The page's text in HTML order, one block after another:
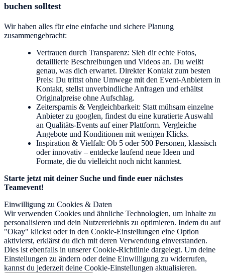
buchen solltest
Wir haben alles für eine einfache und sichere Planung
zusammengebracht:
Vertrauen durch Transparenz: Sieh dir echte Fotos,
detaillierte Beschreibungen und Videos an. Du weißt
genau, was dich erwartet. Direkter Kontakt zum besten
Preis: Du trittst ohne Umwege mit den Event-Anbietern in
Kontakt, stellst unverbindliche Anfragen und erhältst
Originalpreise ohne Aufschlag.
Zeitersparnis & Vergleichbarkeit: Statt mühsam einzelne
Anbieter zu googlen, findest du eine kuratierte Auswahl
an Qualitäts-Events auf einer Plattform. Vergleiche
Angebote und Konditionen mit wenigen Klicks.
Inspiration & Vielfalt: Ob 5 oder 500 Personen, klassisch
oder innovativ – entdecke laufend neue Ideen und
Formate, die du vielleicht noch nicht kanntest.
Starte jetzt mit deiner Suche und finde euer nächstes
Teamevent!
Einwilligung zu Cookies & Daten
Wir verwenden Cookies und ähnliche Technologien, um Inhalte zu
personalisieren und dein Nutzererlebnis zu optimieren. Indem du auf
"Okay" klickst oder in den Cookie-Einstellungen eine Option
aktivierst, erklärst du dich mit deren Verwendung einverstanden.
Dies ist ebenfalls in unserer Cookie-Richtlinie dargelegt. Um deine
Einstellungen zu ändern oder deine Einwilligung zu widerrufen,
kannst du jederzeit deine Cookie-Einstellungen aktualisieren.